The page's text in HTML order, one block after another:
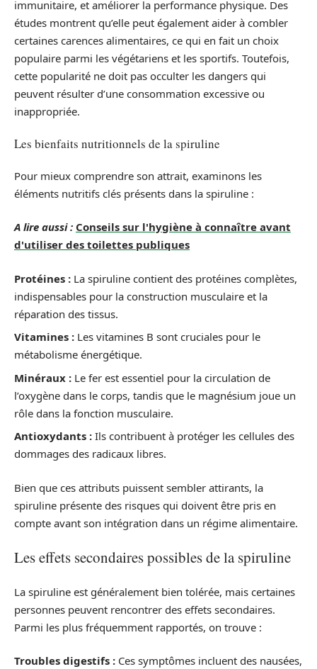
immunitaire, et améliorer la performance physique. Des
études montrent qu’elle peut également aider à combler
certaines carences alimentaires, ce qui en fait un choix
populaire parmi les végétariens et les sportifs. Toutefois,
cette popularité ne doit pas occulter les dangers qui
peuvent résulter d’une consommation excessive ou
inappropriée.
Les bienfaits nutritionnels de la spiruline
Pour mieux comprendre son attrait, examinons les
éléments nutritifs clés présents dans la spiruline :
A lire aussi : Conseils sur l'hygiène à connaître avant
d'utiliser des toilettes publiques
Protéines : La spiruline contient des protéines complètes,
indispensables pour la construction musculaire et la
réparation des tissus.
Vitamines : Les vitamines B sont cruciales pour le
métabolisme énergétique.
Minéraux : Le fer est essentiel pour la circulation de
l’oxygène dans le corps, tandis que le magnésium joue un
rôle dans la fonction musculaire.
Antioxydants : Ils contribuent à protéger les cellules des
dommages des radicaux libres.
Bien que ces attributs puissent sembler attirants, la
spiruline présente des risques qui doivent être pris en
compte avant son intégration dans un régime alimentaire.
Les effets secondaires possibles de la spiruline
La spiruline est généralement bien tolérée, mais certaines
personnes peuvent rencontrer des effets secondaires.
Parmi les plus fréquemment rapportés, on trouve :
Troubles digestifs : Ces symptômes incluent des nausées,